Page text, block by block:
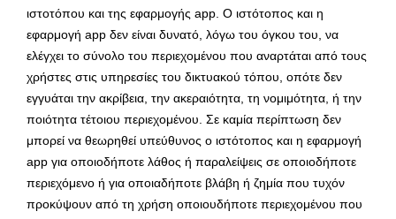
ιστοτόπου και της εφαρμογής app. Ο ιστότοπος και η
εφαρμογή app δεν είναι δυνατό, λόγω του όγκου του, να
ελέγχει το σύνολο του περιεχομένου που αναρτάται από τους
χρήστες στις υπηρεσίες του δικτυακού τόπου, οπότε δεν
εγγυάται την ακρίβεια, την ακεραιότητα, τη νομιμότητα, ή την
ποιότητα τέτοιου περιεχομένου. Σε καμία περίπτωση δεν
μπορεί να θεωρηθεί υπεύθυνος ο ιστότοπος και η εφαρμογή
app για οποιοδήποτε λάθος ή παραλείψεις σε οποιοδήποτε
περιεχόμενο ή για οποιαδήποτε βλάβη ή ζημία που τυχόν
προκύψουν από τη χρήση οποιουδήποτε περιεχομένου που